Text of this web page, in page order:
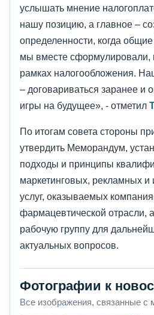
услышать мнение
нашу позицию, а главное –
определенности, когда
мы вместе сформулировали,
рамках налогообложения.
– договариваться заранее и
игры на будущее», - отметил
По итогам совета стороны
утвердить Меморандум,
подходы и принципы
маркетинговых, рекламных
услуг, оказываемых
фармацевтической отрасли,
рабочую группу для
актуальных вопросов.
Фотографии к
Все изображения, связанные с